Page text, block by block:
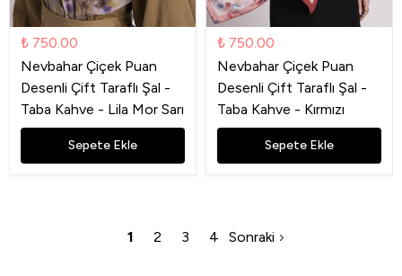
₺ 750.00
Nevbahar Çiçek Puan
Desenli Çift Taraflı Şal -
Taba Kahve - Lila Mor Sarı
Sepete Ekle
₺ 750.00
Nevbahar Çiçek Puan
Desenli Çift Taraflı Şal -
Taba Kahve - Kırmızı
Sepete Ekle
1 2 3 4 Sonraki